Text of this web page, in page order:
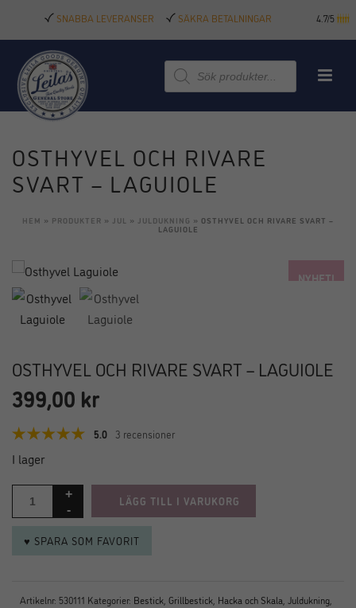
SNABBA LEVERANSER SÄKRA BETALNINGAR 4.7/5
Produktsökning
OSTHYVEL OCH RIVARE
SVART – LAGUIOLE
HEM » PRODUKTER » JUL » JULDUKNING » OSTHYVEL OCH RIVARE SVART –
LAGUIOLE
NYHET!
OSTHYVEL OCH RIVARE SVART – LAGUIOLE
399,00 kr
5.0 3 recensioner
I lager
LÄGG TILL I VARUKORG
♥ SPARA SOM FAVORIT
Artikelnr: 530111 Kategorier: Bestick Grillbestick Hacka och Skala Juldukning